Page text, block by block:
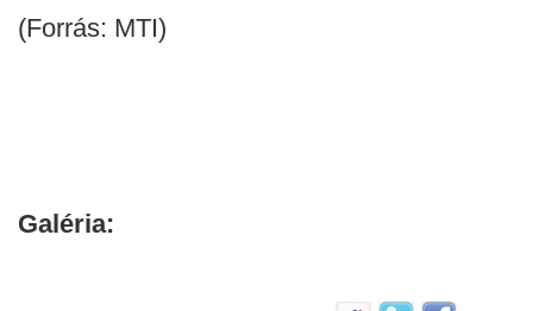
(Forrás: MTI)
Galéria: